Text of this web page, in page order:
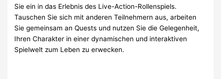
Sie ein in das Erlebnis des Live-Action-Rollenspiels.
Tauschen Sie sich mit anderen Teilnehmern aus, arbeiten
Sie gemeinsam an Quests und nutzen Sie die Gelegenheit,
Ihren Charakter in einer dynamischen und interaktiven
Spielwelt zum Leben zu erwecken.